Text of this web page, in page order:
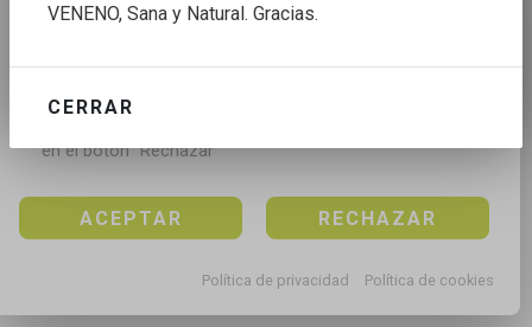
nuestros servicios, para analizar el tráfico, para
análisis de la navegación.
Puedes aceptar todas las cookies pulsando en el
en el botón “Rechazar”
ACEPTAR RECHAZAR
Política de privacidad Política de cookies
VENENO, Sana y Natural. Gracias.
CERRAR